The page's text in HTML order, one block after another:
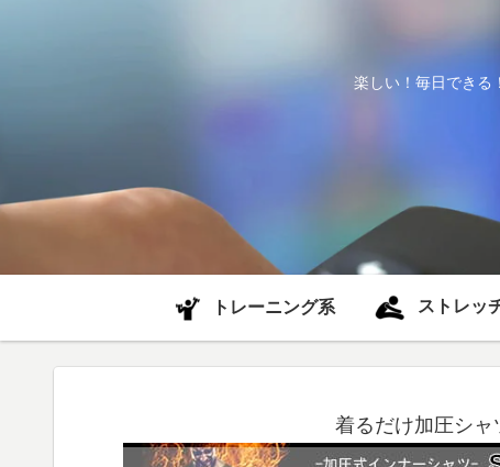
楽しい！毎日できる
トレーニング系 ストレッ
着るだけ加圧シャ